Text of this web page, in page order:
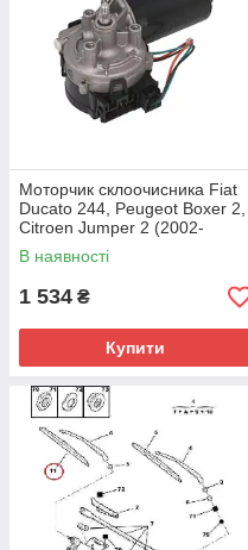
Моторчик склоочисника Fiat
Ducato 244, Peugeot Boxer 2,
Citroen Jumper 2 (2002-
2006), 9949394
В наявності
1 534 ₴
Купити